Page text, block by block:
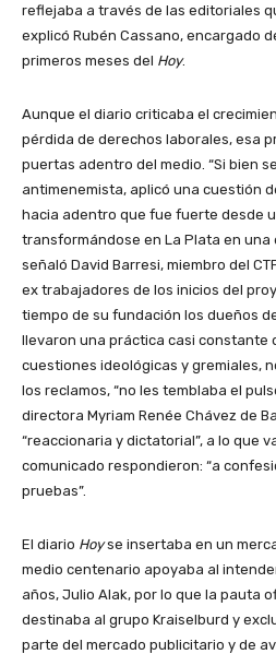
reflejaba a través de las editoriales
explicó Rubén Cassano, encargado
primeros meses del Hoy.
Aunque el diario criticaba el
pérdida de derechos laborales, esa
puertas adentro del medio. “Si bien
antimenemista, aplicó una cuestión
hacia adentro que fue fuerte desde
transformándose en La Plata en una
señaló David Barresi, miembro del
ex trabajadores de los inicios del
tiempo de su fundación los dueños
llevaron una práctica casi constante
cuestiones ideológicas y gremiales,
los reclamos, “no les temblaba el
directora Myriam Renée Chávez de
“reaccionaria y dictatorial”, a lo que
comunicado respondieron: “a
pruebas”.
El diario Hoyse insertaba en un
medio centenario apoyaba al
años, Julio Alak, por lo que la pauta
destinaba al grupo Kraiselburd y
parte del mercado publicitario y de